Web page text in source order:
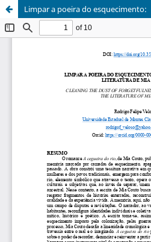
Limpar a poeira do esquecimento: